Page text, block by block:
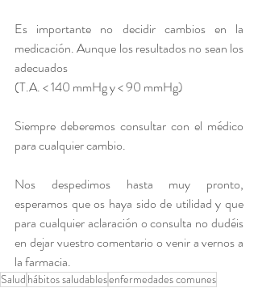
Es importante no decidir cambios en la
medicación. Aunque los resultados no sean los
adecuados
(T.A. < 140 mmHg y < 90 mmHg)
Siempre deberemos consultar con el médico
para cualquier cambio.
Nos despedimos hasta muy pronto,
esperamos que os haya sido de utilidad y que
para cualquier aclaración o consulta no dudéis
en dejar vuestro comentario o venir a vernos a
la farmacia.
Salud hábitos saludablesenfermedades comunes